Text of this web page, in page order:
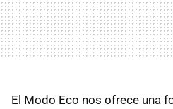
El Modo Eco nos ofrece una